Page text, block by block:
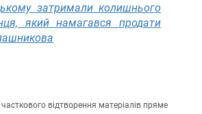
затримали колишнього
який намагався продати
відтворення матеріалів пряме